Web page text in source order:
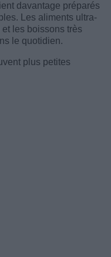
davantage préparés
Les aliments ultra-
les boissons très
le quotidien.
plus petites